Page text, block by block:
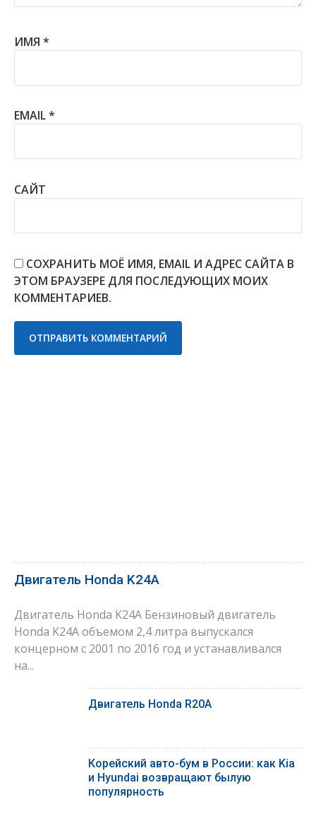
ИМЯ *
EMAIL*
САЙТ
СОХРАНИТЬ МОЁ ИМЯ, EMAIL И АДРЕС САЙТА В
ЭТОМ БРАУЗЕРЕ ДЛЯ ПОСЛЕДУЮЩИХ МОИХ
КОММЕНТАРИЕВ.
Двигатель Honda K24A
Двигатель Honda K24A Бензиновый двигатель
Honda K24A объемом 2,4 литра выпускался
концерном с 2001 по 2016 год и устанавливался
на...
Двигатель Honda R20A
Корейский авто-бум в России: как Kia
и Hyundai возвращают былую
популярность